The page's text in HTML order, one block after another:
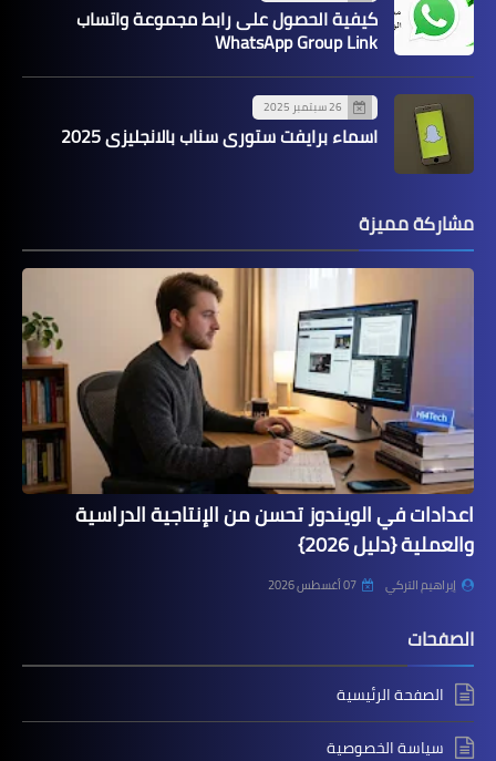
كيفية الحصول على رابط مجموعة واتساب
WhatsApp Group Link
26 سبتمبر 2025
اسماء برايفت ستوري سناب بالانجليزي 2025
مشاركة مميزة
اعدادات في الويندوز تحسن من الإنتاجية الدراسية
والعملية {دليل 2026}
إبراهيم التركي 07 أغسطس 2026
الصفحات
الصفحة الرئيسية
سياسة الخصوصية